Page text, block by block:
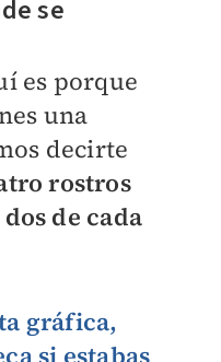
se
es porque
una
decirte
rostros
de cada
gráfica,